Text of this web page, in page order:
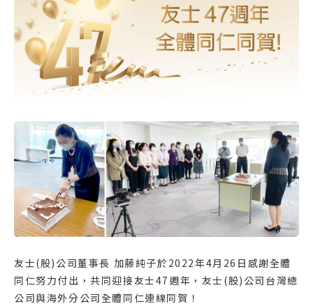
友士(股)公司董事長 加藤純子於2022年4月26日感謝全體
同仁努力付出，共同迎接友士47週年，友士(股)公司台灣總
公司與海外分公司全體同仁連線同賀！